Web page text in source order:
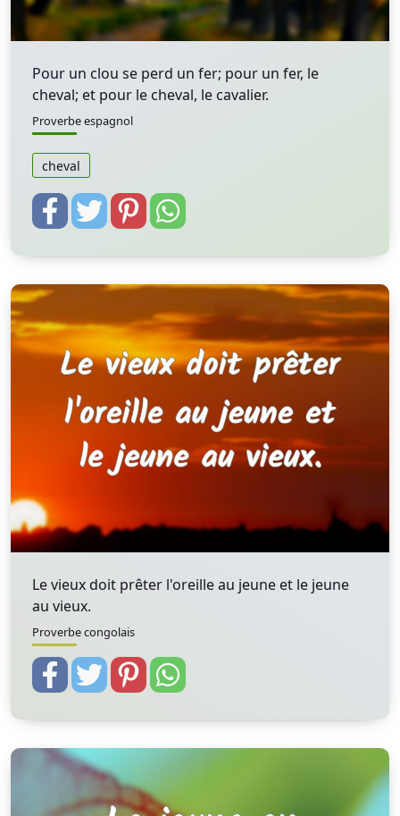
Pour un clou se perd un fer; pour un fer, le
cheval; et pour le cheval, le cavalier.
Proverbe espagnol
cheval
Le vieux doit prêter l'oreille au jeune et le jeune
au vieux.
Proverbe congolais